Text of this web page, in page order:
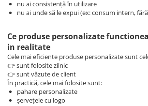
nu ai consistență în utilizare
nu ai unde să le expui (ex: consum intern,
Ce produse personalizate
in realitate
Cele mai eficiente produse personalizate sunt
👉 sunt folosite zilnic
👉 sunt văzute de client
În practică, cele mai folosite sunt:
pahare personalizate
șervețele cu logo